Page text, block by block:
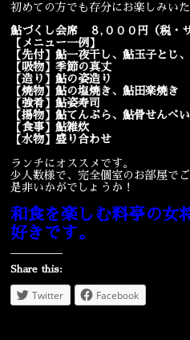
初めての方でも存分にお楽しみい
鮎づくし会席 ８,０００円（税・
【メニュー一例】
【先付】鮎一夜干し、鮎玉子とじ
【吸物】季節の真丈
【造り】鮎の姿造り
【焼物】鮎の塩焼き、鮎田楽焼き
【強肴】鮎姿寿司
【揚物】鮎てんぷら、鮎骨せんべい
【食事】鮎雑炊
【水物】盛り合わせ
ランチにオススメです。
少人数様で、完全個室のお部屋で
是非いかがでしょうか！
和食を楽しむ料亭の女
好きです。
Share this:
Twitter Facebook